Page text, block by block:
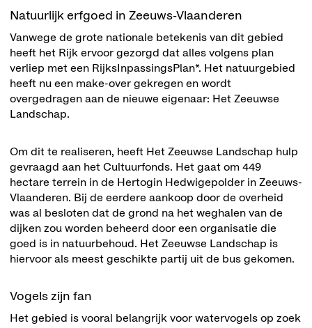
Natuurlijk erfgoed in Zeeuws-Vlaanderen
Vanwege de grote nationale betekenis van dit gebied
heeft het Rijk ervoor gezorgd dat alles volgens plan
verliep met een RijksInpassingsPlan*. Het natuurgebied
heeft nu een make-over gekregen en wordt
overgedragen aan de nieuwe eigenaar: Het Zeeuwse
Landschap.
Om dit te realiseren, heeft Het Zeeuwse Landschap hulp
gevraagd aan het Cultuurfonds. Het gaat om 449
hectare terrein in de Hertogin Hedwigepolder in Zeeuws-
Vlaanderen. Bij de eerdere aankoop door de overheid
was al besloten dat de grond na het weghalen van de
dijken zou worden beheerd door een organisatie die
goed is in natuurbehoud. Het Zeeuwse Landschap is
hiervoor als meest geschikte partij uit de bus gekomen.
Vogels zijn fan
Het gebied is vooral belangrijk voor watervogels op zoek